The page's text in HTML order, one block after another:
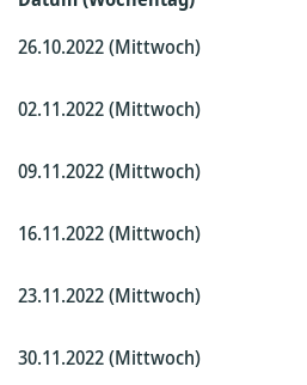
26.10.2022 (Mittwoch)
02.11.2022 (Mittwoch)
09.11.2022 (Mittwoch)
16.11.2022 (Mittwoch)
23.11.2022 (Mittwoch)
30.11.2022 (Mittwoch)